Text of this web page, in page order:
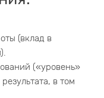
(вклад в
(«уровень»
в том